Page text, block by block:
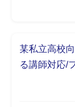
某私立高校
る講師対応/